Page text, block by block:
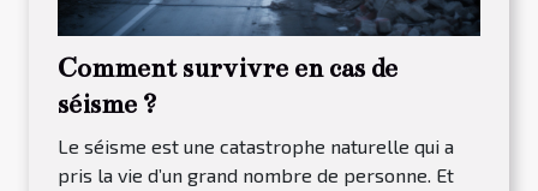
Comment survivre en cas de
séisme ?
Le séisme est une catastrophe naturelle qui a
pris la vie d’un grand nombre de personne. Et